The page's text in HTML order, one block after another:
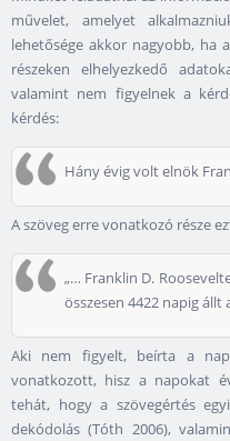
művelet, amelyet
lehetősége akkor nagyobb, ha
részeken elhelyezkedő
valamint nem figyelnek a
kérdés:
Hány évig volt elnök
A szöveg erre vonatkozó része
„… Franklin D.
összesen 4422 napig állt
Aki nem figyelt, beírta a
vonatkozott, hisz a napokat
tehát, hogy a szövegértés
dekódolás (Tóth 2006),